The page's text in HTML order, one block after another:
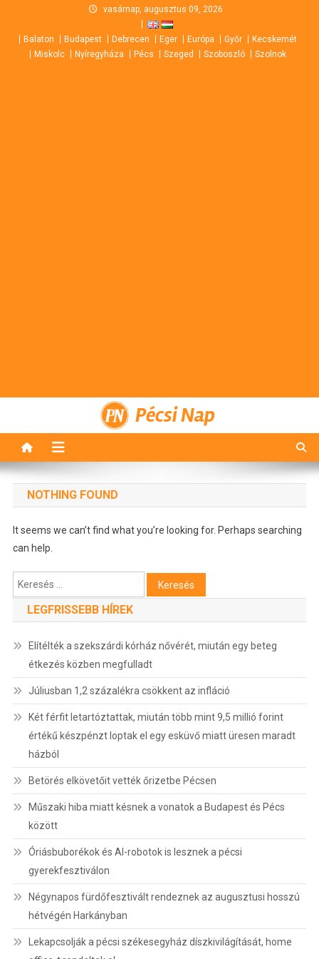
content
vasárnap, augusztus 09, 2026
Balaton Budapest Debrecen Eger Európa Győr
Kecskemét
Miskolc
Nyíregyháza Pécs Szeged Szoboszló Szolnok
Pécsi Nap
NOTHING FOUND
It seems we can’t find what you’re looking for. Perhaps searching
can help.
Keresés:
LEGFRISSEBB HÍREK
Elítélték a szekszárdi kórház nővérét, miután egy beteg
étkezés közben megfulladt
Júliusban 1,2 százalékra csökkent az infláció
Két férfit letartóztattak, miután több mint 9,5 millió forint
értékű készpénzt loptak el egy esküvő miatt üresen maradt
házból
Betörés elkövetőit vették őrizetbe Pécsen
Műszaki hiba miatt késnek a vonatok a Budapest és Pécs
között
Óriásbuborékok és AI-robotok is lesznek a pécsi
gyerekfesztiválon
Négynapos fürdőfesztivált rendeznek az augusztusi hosszú
hétvégén Harkányban
Lekapcsolják a pécsi székesegyház díszkivilágítását, home